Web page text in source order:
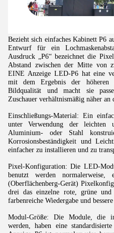
Bezieht sich einfaches Kabinett P6
Entwurf für ein
Ausdruck „P6“ bezeichnet die
Abstand zwischen der Mitte von
EINE Anzeige LED-P6 hat eine
mit dem Ergebnis der höheren
Bildqualität und macht sie
Zuschauer verhältnismäßig näher an
Einschließungs-Material: Ein
unter Verwendung der leichten
Aluminium- oder Stahl
Korrosionsbeständigkeit und
einfacher zu installieren und zu
Pixel-Konfiguration: Die LED-
benutzt werden
(Oberflächenberg-Gerät)
drei das einzelne rote, grüne
farbenreiche Wiedergabe und
Modul-Größe: Die Module, die
werden, haben eine